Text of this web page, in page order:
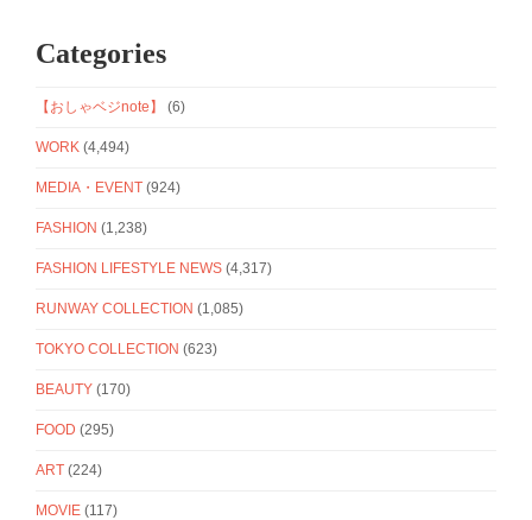
Categories
【おしゃベジnote】 (6)
WORK (4,494)
MEDIA・EVENT (924)
FASHION (1,238)
FASHION LIFESTYLE NEWS (4,317)
RUNWAY COLLECTION (1,085)
TOKYO COLLECTION (623)
BEAUTY (170)
FOOD (295)
ART (224)
MOVIE (117)